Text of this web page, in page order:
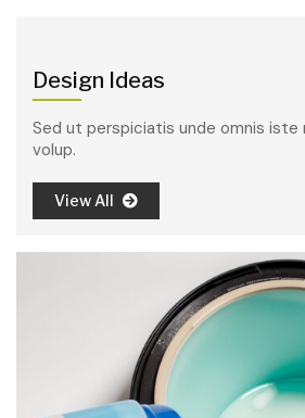
Design Ideas
Sed ut perspiciatis unde omnis iste
volup.
View All